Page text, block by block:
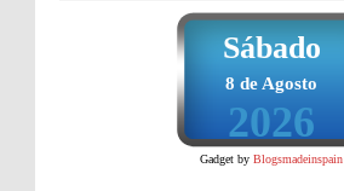
Sábado
8 de Agosto
2026
Gadget by Blogsmadeinspain